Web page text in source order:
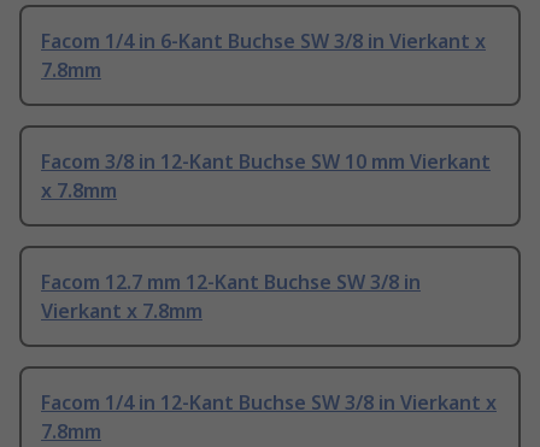
Facom 1/4 in 6-Kant Buchse SW 3/8 in Vierkant x
7.8mm
Facom 3/8 in 12-Kant Buchse SW 10 mm Vierkant
x 7.8mm
Facom 12.7 mm 12-Kant Buchse SW 3/8 in
Vierkant x 7.8mm
Facom 1/4 in 12-Kant Buchse SW 3/8 in Vierkant x
7.8mm